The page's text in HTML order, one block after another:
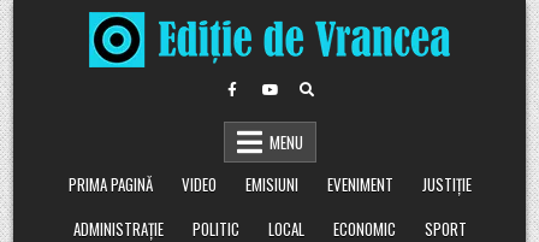
Skip
to
content
MENU
PRIMA PAGINĂ
VIDEO EMISIUNI EVENIMENT
JUSTIȚIE
ADMINISTRAȚIE
POLITIC LOCAL ECONOMIC
SPORT